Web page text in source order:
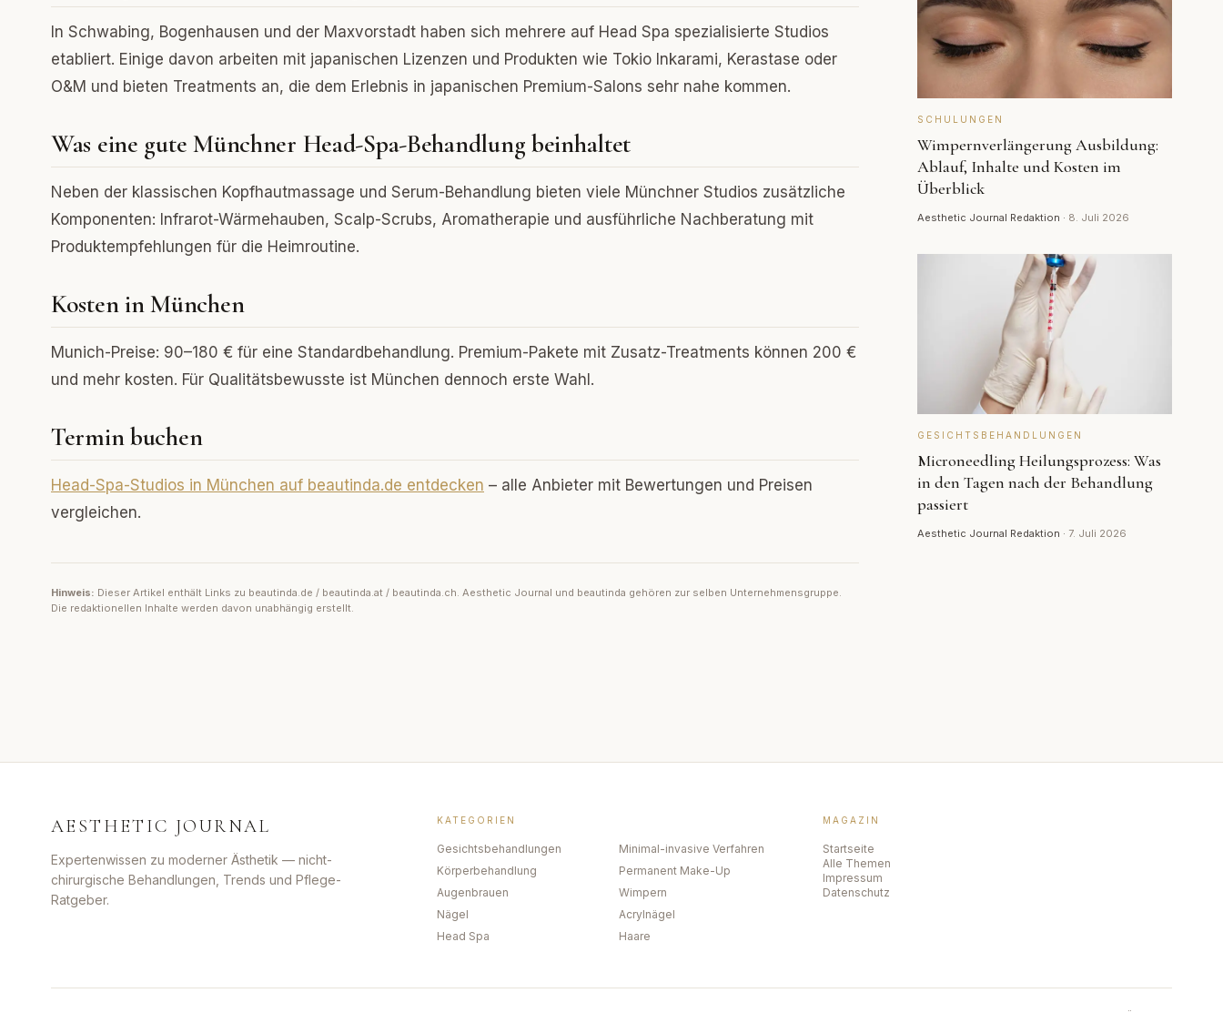
In Schwabing, Bogenhausen und der Maxvorstadt haben sich mehrere auf Head Spa spezialisierte Studios
etabliert. Einige davon arbeiten mit japanischen Lizenzen und Produkten wie Tokio Inkarami, Kerastase oder
O&M und bieten Treatments an, die dem Erlebnis in japanischen Premium-Salons sehr nahe kommen.
Was eine gute Münchner Head-Spa-Behandlung beinhaltet
Neben der klassischen Kopfhautmassage und Serum-Behandlung bieten viele Münchner Studios zusätzliche
Komponenten: Infrarot-Wärmehauben, Scalp-Scrubs, Aromatherapie und ausführliche Nachberatung mit
Produktempfehlungen für die Heimroutine.
Kosten in München
Munich-Preise: 90–180 € für eine Standardbehandlung. Premium-Pakete mit Zusatz-Treatments können 200 €
und mehr kosten. Für Qualitätsbewusste ist München dennoch erste Wahl.
Termin buchen
Head-Spa-Studios in München auf beautinda.de entdecken – alle Anbieter mit Bewertungen und Preisen
vergleichen.
Hinweis: Dieser Artikel enthält Links zu beautinda.de / beautinda.at / beautinda.ch. Aesthetic Journal und beautinda gehören zur selben Unternehmensgruppe.
Die redaktionellen Inhalte werden davon unabhängig erstellt.
SCHULUNGEN
Wimpernverlängerung Ausbildung:
Ablauf, Inhalte und Kosten im
Überblick
Aesthetic Journal Redaktion · 8. Juli 2026
GESICHTSBEHANDLUNGEN
Microneedling Heilungsprozess: Was
in den Tagen nach der Behandlung
passiert
Aesthetic Journal Redaktion · 7. Juli 2026
AESTHETIC JOURNAL
Expertenwissen zu moderner Ästhetik — nicht-
chirurgische Behandlungen, Trends und Pflege-
Ratgeber.
KATEGORIEN
Gesichtsbehandlungen
Minimal-invasive Verfahren
Körperbehandlung
Permanent Make-Up
Augenbrauen
Wimpern
Nägel
Acrylnägel
Head Spa
Haare
MAGAZIN
Startseite
Alle Themen
Impressum
Datenschutz